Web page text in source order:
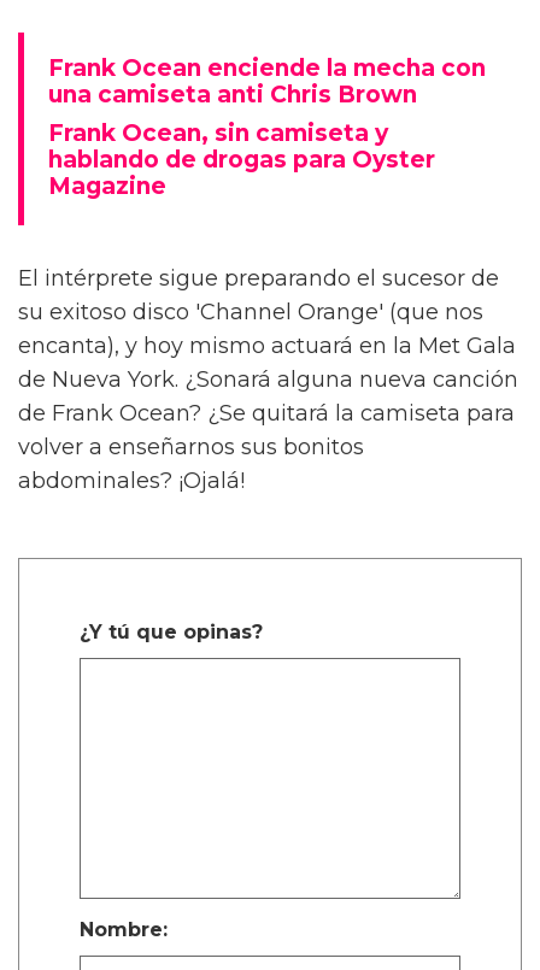
Frank Ocean enciende la mecha con
una camiseta anti Chris Brown
Frank Ocean, sin camiseta y
hablando de drogas para Oyster
Magazine
El intérprete sigue preparando el sucesor de
su exitoso disco 'Channel Orange' (que nos
encanta), y hoy mismo actuará en la Met Gala
de Nueva York. ¿Sonará alguna nueva canción
de Frank Ocean? ¿Se quitará la camiseta para
volver a enseñarnos sus bonitos
abdominales? ¡Ojalá!
¿Y tú que opinas?
Nombre: